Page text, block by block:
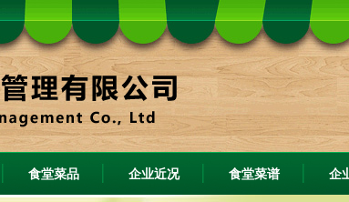
食堂菜品 企业近况 食堂菜谱 企